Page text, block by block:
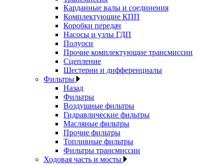
Карданные валы и соединения
Комплектующие КПП
Коробки передач
Насосы и узлы ГДП
Полуоси
Прочие комплектующие трансмиссии
Сцепление
Шестерни и дифференциалы
Фильтры
Назад
Фильтры
Воздушные фильтры
Гидравлические фильтры
Масляные фильтры
Прочие фильтры
Топливные фильтры
Фильтры трансмиссии
Ходовая часть и мосты